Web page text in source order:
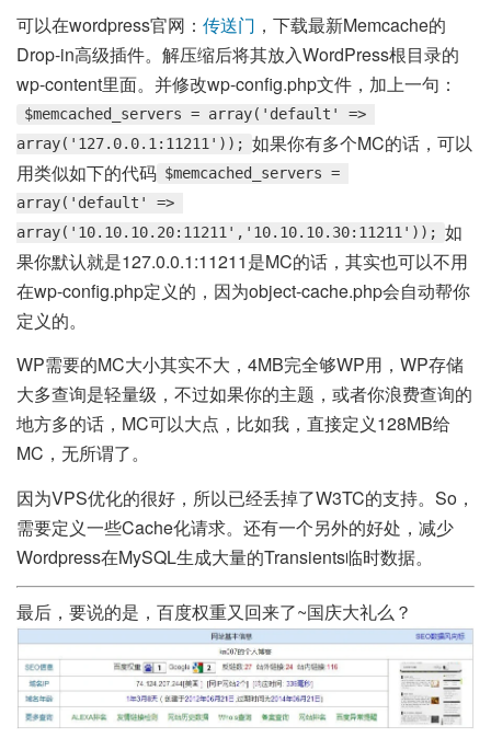
可以在wordpress官网： 传送门 ，下载最新Memcache的
Drop-in高级插件。解压缩后将其放入WordPress根目录的
wp-content里面。并修改wp-config.php文件，加上一句：
$memcached_servers = array('default' =>
array('127.0.0.1:11211')); 如果你有多个MC的话，可以
用类似如下的代码 $memcached_servers =
array('default' =>
array('10.10.10.20:11211','10.10.10.30:11211')); 如
果你默认就是127.0.0.1:11211是MC的话，其实也可以不用
在wp-config.php定义的，因为object-cache.php会自动帮你
定义的。
WP需要的MC大小其实不大，4MB完全够WP用，WP存储
大多查询是轻量级，不过如果你的主题，或者你浪费查询的
地方多的话，MC可以大点，比如我，直接定义128MB给
MC，无所谓了。
因为VPS优化的很好，所以已经丢掉了W3TC的支持。So，
需要定义一些Cache化请求。还有一个另外的好处，减少
Wordpress在MySQL生成大量的Transients临时数据。
最后，要说的是，百度权重又回来了~国庆大礼么？